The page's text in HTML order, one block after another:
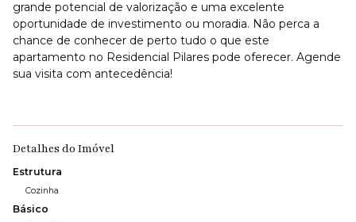
grande potencial de valorização e uma excelente
oportunidade de investimento ou moradia. Não perca a
chance de conhecer de perto tudo o que este
apartamento no Residencial Pilares pode oferecer. Agende
sua visita com antecedência!
Detalhes do Imóvel
Estrutura
Cozinha
Básico